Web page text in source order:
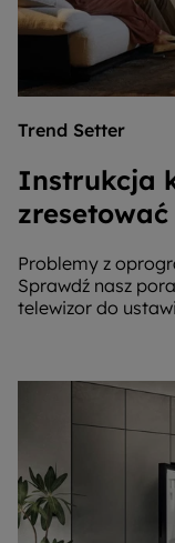
Trend Setter
Instrukcja
Problemy z
Sprawdź nasz
telewizor do